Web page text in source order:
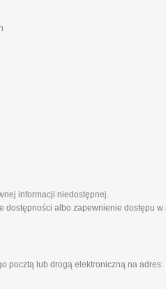
informacji niedostępnej.
dostępności albo zapewnienie dostępu
pocztą lub drogą elektroniczną na adres: